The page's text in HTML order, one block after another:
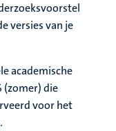
versies van je
academische
(zomer) die
voor het